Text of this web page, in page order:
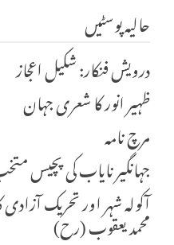
برائے:
حالیہ پوسٹیں
درویش فنکار: شکیل اعجاز
ظہیر انور کا شعری جہان
مرچ نامہ
جہانگیر نایاب کی پچیس
آکولہ شہر اور تحریک
محمد یعقوب (رح)